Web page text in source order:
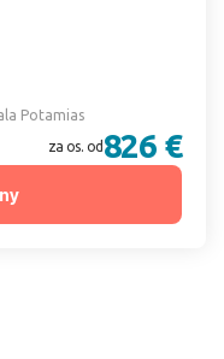
Potamias
za os. od 826 €